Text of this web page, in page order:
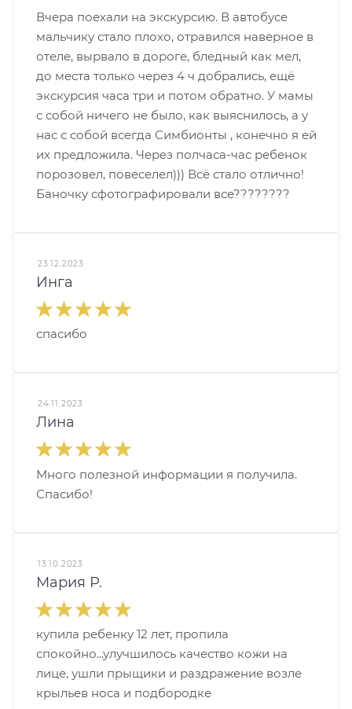
Вчера поехали на экскурсию. В автобусе
мальчику стало плохо, отравился наверное в
отеле, вырвало в дороге, бледный как мел,
до места только через 4 ч добрались, ещё
экскурсия часа три и потом обратно. У мамы
с собой ничего не было, как выяснилось, а у
нас с собой всегда Симбионты , конечно я ей
их предложила. Через полчаса-час ребенок
порозовел, повеселел))) Всё стало отлично!
Баночку сфотографировали все????????
23.12.2023
Инга
спасибо
24.11.2023
Лина
Много полезной информации я получила.
Спасибо!
13.10.2023
Мария Р.
купила ребенку 12 лет, пропила
спокойно...улучшилось качество кожи на
лице, ушли прыщики и раздражение возле
крыльев носа и подбородке